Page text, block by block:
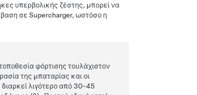
υπερβολικής ζέστης, μπορεί να
σε Supercharger, ωστόσο η
φόρτισης τουλάχιστον
της μπαταρίας και οι
λιγότερο από 30-45